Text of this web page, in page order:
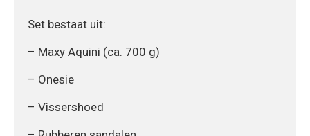
Set bestaat uit:
– Maxy Aquini (ca. 700 g)
– Onesie
– Vissershoed